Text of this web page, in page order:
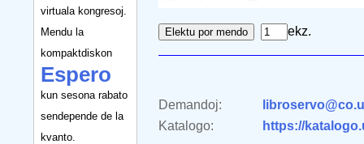
virtuala kongresoj.
Mendu la
kompaktdiskon
Espero
kun sesona rabato
sendepende de la
kvanto.
ekz.
Demandoj:
Katalogo:
https://